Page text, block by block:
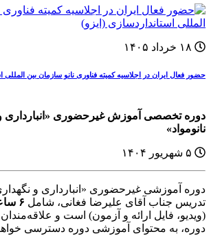
حضور فعال ایران در اجلاسیه کمیته فناوری نانو سازمان بین المللی
دوره‌ تخصصی آموزش غيرحضوری «انبارداری و
نانومواد»
دوره آموزشی غیرحضوری «انبارداری و نگهداری
تدریس جناب آقای علیرضا فغانی، شامل ۶
(ویدیو، فایل ارائه و آزمون) است و
دوره، به محتوای آموزشی دوره دسترسی